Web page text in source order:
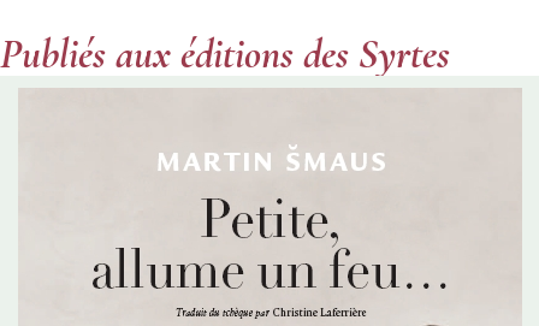
Publiés aux éditions des Syrtes